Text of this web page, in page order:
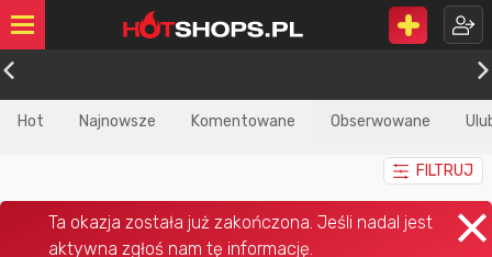
Hot Najnowsze Komentowane Obserwowane
FILTRUJ